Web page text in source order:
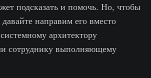
подсказать и помочь. Но, чтобы
направим его вместо
архитектору
сотруднику выполняющему